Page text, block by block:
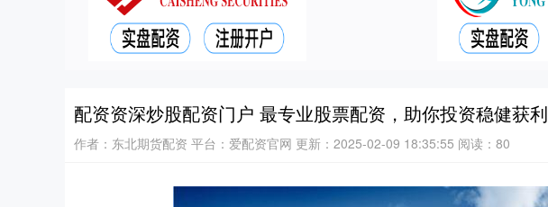
配资资深炒股配资门户 最专业股票配资，助你投资稳健获利
作者：东北期货配资 平台：爱配资官网 更新：2025-02-09 18:35:55 阅读：80